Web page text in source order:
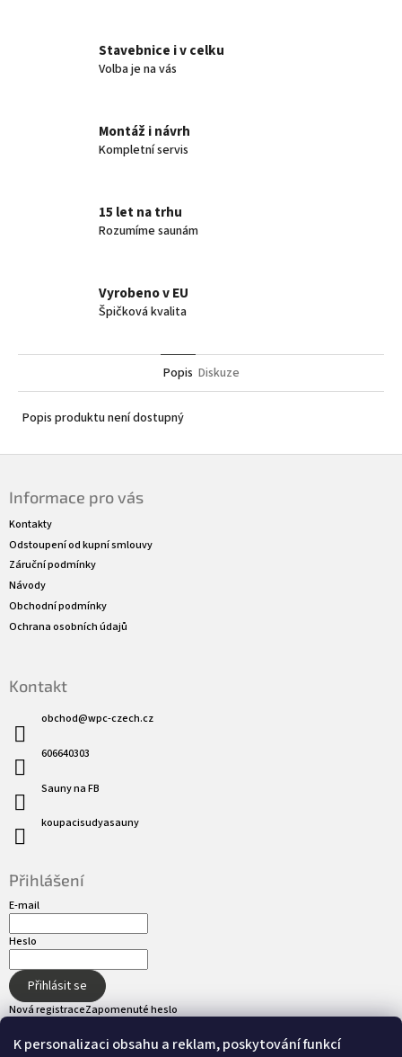
K personalizaci obsahu a reklam, poskytování funkcí
Stavebnice i v celku
Volba je na vás
Montáž i návrh
Kompletní servis
15 let na trhu
Rozumíme saunám
Vyrobeno v EU
Špičková kvalita
Popis Diskuze
Popis produktu není dostupný
Informace pro vás
Kontakty
Odstoupení od kupní smlouvy
Záruční podmínky
Návody
Obchodní podmínky
Ochrana osobních údajů
Kontakt
obchod@wpc-czech.cz
606640303
Sauny na FB
koupacisudyasauny
Přihlášení
E-mail
Heslo
Přihlásit se
Nová registraceZapomenuté heslo